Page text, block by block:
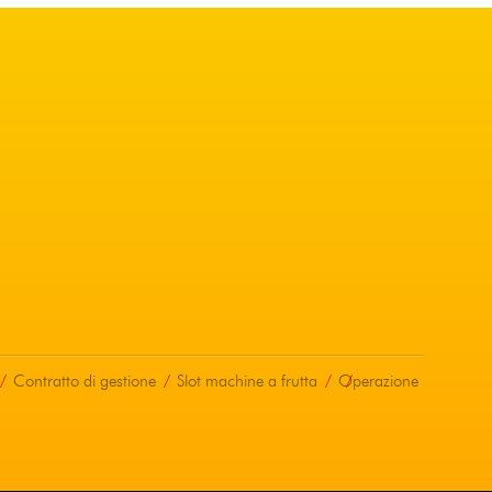
Contratto di gestione Slot machine a frutta Operazione